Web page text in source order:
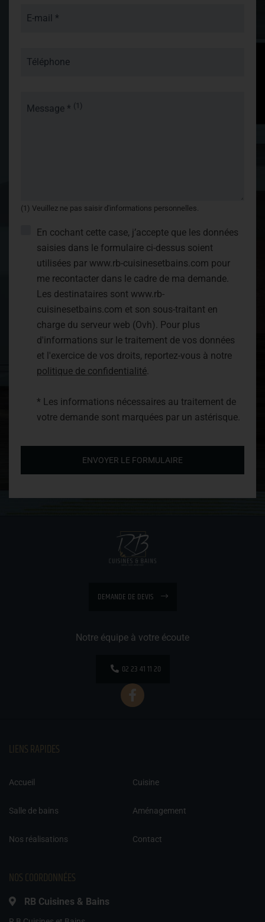
E-mail *
Téléphone
Message * (1)
(1) Veuillez ne pas saisir d'informations personnelles.
En cochant cette case, j’accepte que les données
saisies dans le formulaire ci-dessus soient
utilisées par www.rb-cuisinesetbains.com pour
me recontacter dans le cadre de ma demande.
Les destinataires sont www.rb-
cuisinesetbains.com et son sous-traitant en
charge du serveur web (Ovh). Pour plus
d'informations sur le traitement de vos données
et l'exercice de vos droits, reportez-vous à notre
politique de confidentialité.
* Les informations nécessaires au traitement de
votre demande sont marquées par un astérisque.
ENVOYER LE FORMULAIRE
DEMANDE DE DEVIS
Notre équipe à votre écoute
02 23 41 11 20
LIENS RAPIDES
Accueil Cuisine
Salle de bains Aménagement
Nos réalisations Contact
NOS COORDONNÉES
RB Cuisines & Bains